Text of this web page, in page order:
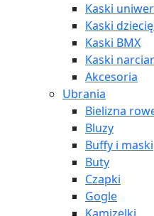
Kaski
Kaski
Kaski BMX
Kaski
Akcesoria
Ubrania
Bielizna
Bluzy
Buffy i maski
Buty
Czapki
Gogle